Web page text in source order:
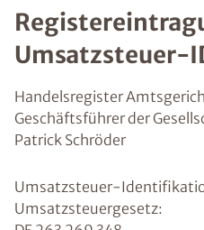
Umsatzsteuer-
Handelsregister
Geschäftsführer der
Patrick Schröder
Umsatzsteuer-
Umsatzsteuergesetz: